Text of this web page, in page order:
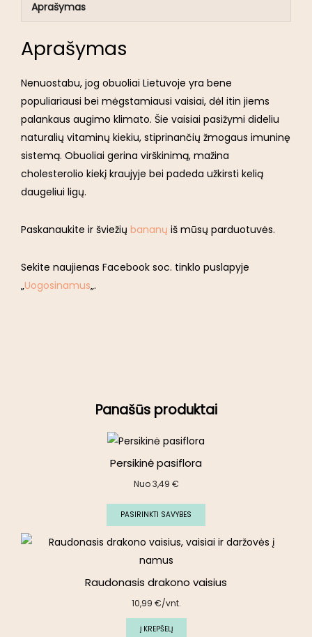
Aprašymas
Aprašymas
Nenuostabu, jog obuoliai Lietuvoje yra bene
populiariausi bei mėgstamiausi vaisiai, dėl itin jiems
palankaus augimo klimato. Šie vaisiai pasižymi dideliu
naturalių vitaminų kiekiu, stiprinančių žmogaus imuninę
sistemą. Obuoliai gerina virškinimą, mažina
cholesterolio kiekį kraujyje bei padeda užkirsti kelią
daugeliui ligų.
Paskanaukite ir šviežių bananų iš mūsų parduotuvės.
Sekite naujienas Facebook soc. tinklo puslapyje
„Uogosinamus„.
Panašūs produktai
Persikinė pasiflora
Nuo3,49 €
PASIRINKTI SAVYBES
Raudonasis drakono vaisius
10,99 €/vnt.
Į KREPŠELĮ